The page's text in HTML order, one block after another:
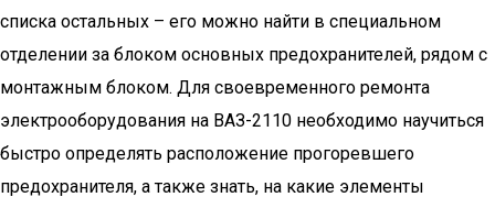
списка остальных – его можно найти в специальном
отделении за блоком основных предохранителей, рядом с
монтажным блоком. Для своевременного ремонта
электрооборудования на ВАЗ-2110 необходимо научиться
быстро определять расположение прогоревшего
предохранителя, а также знать, на какие элементы